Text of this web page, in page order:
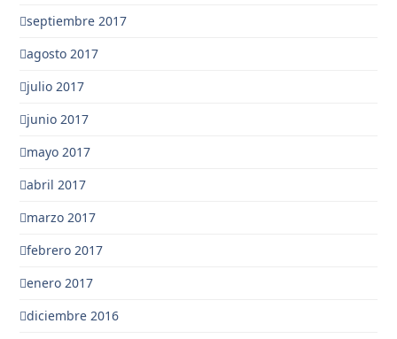
septiembre 2017
agosto 2017
julio 2017
junio 2017
mayo 2017
abril 2017
marzo 2017
febrero 2017
enero 2017
diciembre 2016